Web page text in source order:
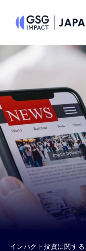
インパクト投資に関す